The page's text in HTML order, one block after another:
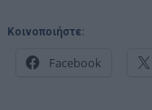
Κοινοποιήστε:
Facebook